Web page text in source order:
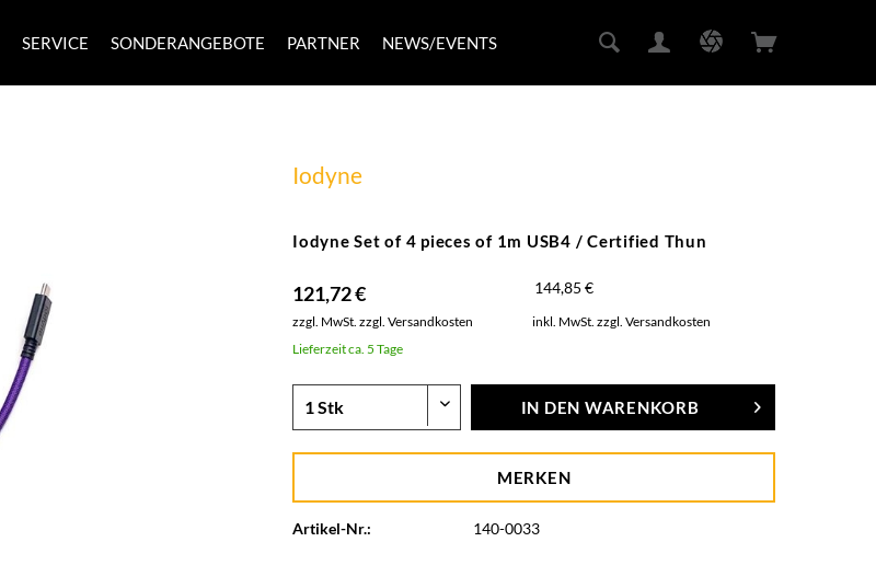
SERVICE SONDERANGEBOTE PARTNER NEWS/EVENTS
Iodyne
Iodyne Set of 4 pieces of 1m USB4 / Certified Thun
121,72 € 144,85 €
zzgl. MwSt.zzgl. Versandkosten inkl. MwSt.zzgl. Versandkosten
Lieferzeit ca. 5 Tage
IN DEN WARENKORB
MERKEN
Artikel-Nr.: 140-0033